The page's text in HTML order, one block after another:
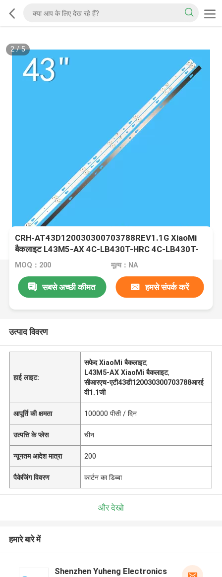
2/5
CRH-AT43D120030300703788REV1.1G XiaoMi
बैकलाइट L43M5-AX 4C-LB430T-HRC 4C-LB430T-
XR3 JFA
MOQ：200 मूल्य：NA
सबसे अच्छी कीमत हमसे संपर्क करें
उत्पाद विवरण
हाई लाइट:
सफेद XiaoMi बैकलाइट,
L43M5-AX XiaoMi बैकलाइट,
सीआरएच-एटी43डी120030300703788आरई
वी1.1जी
आपूर्ति की क्षमता 100000 पीसी / दिन
उत्पत्ति के प्लेस चीन
न्यूनतम आदेश मात्रा 200
पैकेजिंग विवरण कार्टन का डिब्बा
और देखो
हमारे बारे में
Shenzhen Yuheng Electronics